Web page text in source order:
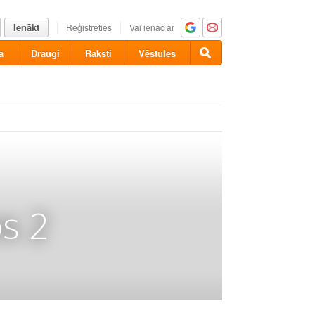
Ienākt Reģistrēties Vai ienāc ar
Draugi Raksti Vēstules
2